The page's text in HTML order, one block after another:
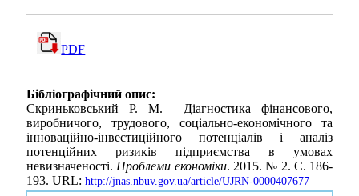
PDF
Бібліографічний опис:
Скриньковський Р. М. Діагностика фінансового,
виробничого, трудового, соціально-економічного та
інноваційно-інвестиційного потенціалів і аналіз
потенційних ризиків підприємства в умовах
невизначеності.Проблеми економіки. 2015. № 2. С. 186-
193. URL: http://jnas.nbuv.gov.ua/article/UJRN-0000407677